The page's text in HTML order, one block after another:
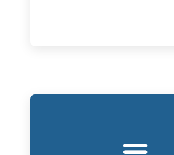
Тестілеудің барлық